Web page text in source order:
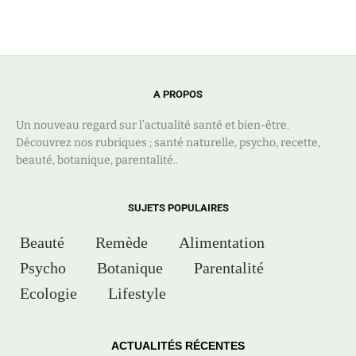
A PROPOS
Un nouveau regard sur l’actualité santé et bien-être.
Découvrez nos rubriques ; santé naturelle, psycho, recette,
beauté, botanique, parentalité..
SUJETS POPULAIRES
Beauté Remède
Alimentation
Psycho
Botanique
Parentalité
Ecologie
Lifestyle
ACTUALITÉS RÉCENTES